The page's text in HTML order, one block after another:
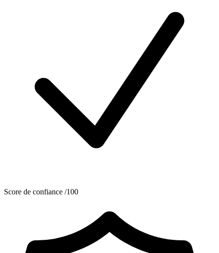
Score de confiance /100